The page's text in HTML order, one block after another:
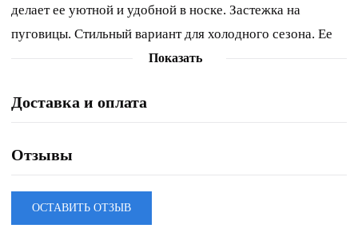
делает ее уютной и удобной в носке. Застежка на
пуговицы. Стильный вариант для холодного сезона. Ее
можно носить как саму по себе, так и в сочетании с
Показать
Доставка и оплата
Отзывы
ОСТАВИТЬ ОТЗЫВ